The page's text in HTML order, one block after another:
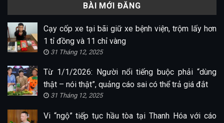
BÀI MỚI ĐĂNG
Cạy cốp xe tại bãi giữ xe bệnh viện, trộm lấy hơn
1 tỉ đồng và 11 chỉ vàng
31 Tháng 12, 2025
Từ 1/1/2026: Người nổi tiếng buộc phải “dùng
thật – nói thật”, quảng cáo sai có thể trả giá đắt
31 Tháng 12, 2025
Vi “ngộ” tiếp tục hầu tòa tại Thanh Hóa với cáo